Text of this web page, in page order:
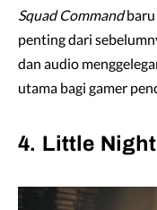
Squad Commandbaru
penting dari
dan audio
utama bagi gamer
4. Little